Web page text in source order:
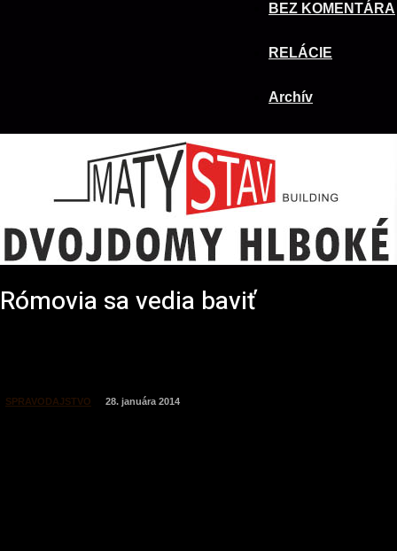
BEZ KOMENTÁRA
RELÁCIE
Archív
Rómovia sa vedia baviť
SPRAVODAJSTVO 28. januára 2014